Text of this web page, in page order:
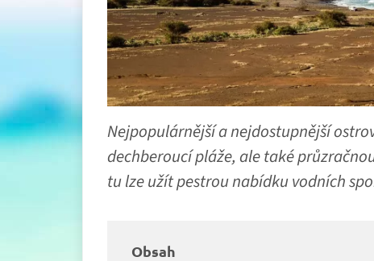
Nejpopulárnější a nejdostupnější
dechberoucí pláže, ale také
tu lze užít pestrou nabídku vodních
Obsah